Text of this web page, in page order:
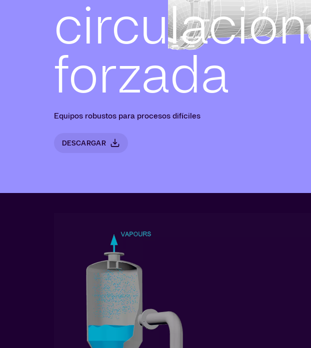
circulación
forzada
Equipos robustos para procesos difíciles
DESCARGAR